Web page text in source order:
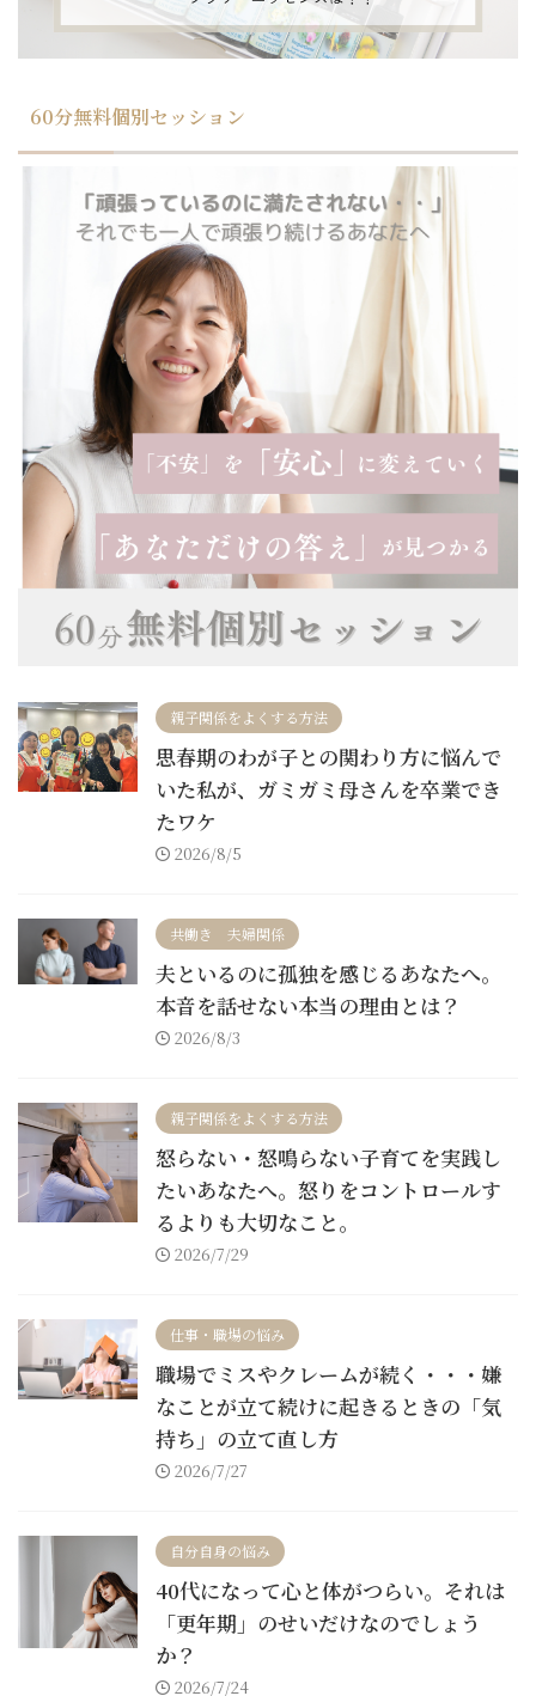
60分無料個別セッション
親子関係をよくする方法
思春期のわが子との関わり方に悩んで
いた私が、ガミガミ母さんを卒業でき
たワケ
2026/8/5
共働き 夫婦関係
夫といるのに孤独を感じるあなたへ。
本音を話せない本当の理由とは？
2026/8/3
親子関係をよくする方法
怒らない・怒鳴らない子育てを実践し
たいあなたへ。怒りをコントロールす
るよりも大切なこと。
2026/7/29
仕事・職場の悩み
職場でミスやクレームが続く・・・嫌
なことが立て続けに起きるときの「気
持ち」の立て直し方
2026/7/27
自分自身の悩み
40代になって心と体がつらい。それは
「更年期」のせいだけなのでしょう
か？
2026/7/24